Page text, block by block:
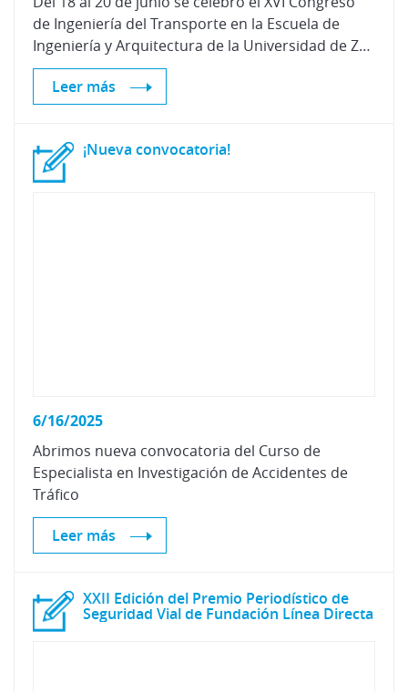
de Ingeniería del Transporte en la Escuela de
Ingeniería y Arquitectura de la Universidad de Zaragoza.
Leer más
¡Nueva convocatoria!
6/16/2025
Abrimos nueva convocatoria del Curso de
Especialista en Investigación de Accidentes de
Tráfico
Leer más
XXII Edición del Premio Periodístico de
Seguridad Vial de Fundación Línea Directa